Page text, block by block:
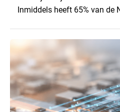
Inmiddels heeft 65% van de
van What’s Happening
jaarlijkse trendrapport van
advies over…